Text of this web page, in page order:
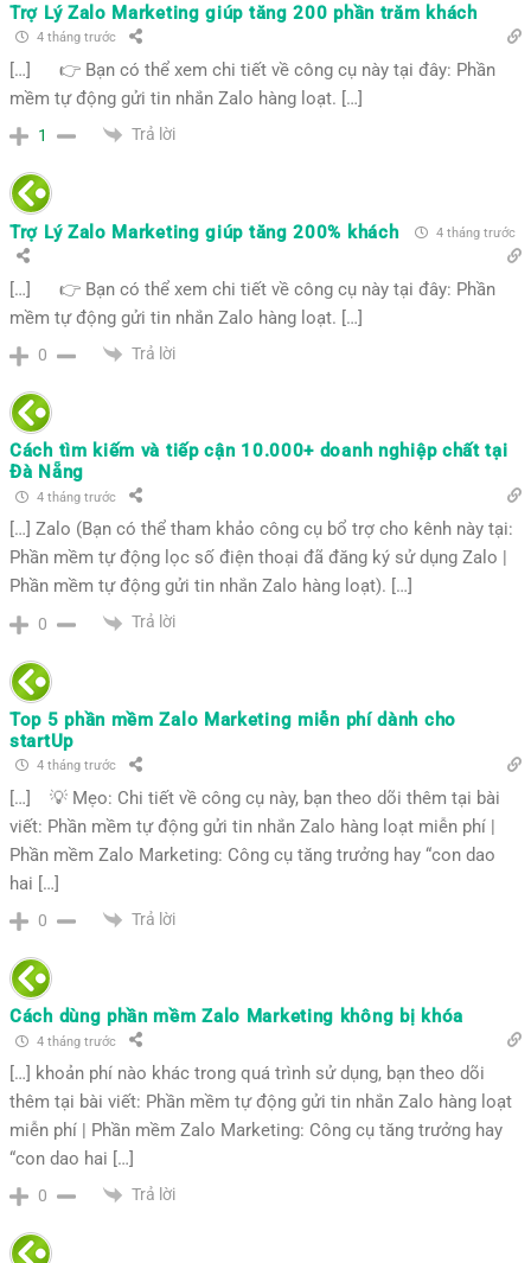
Trợ Lý Zalo Marketing giúp tăng 200 phần trăm khách
4 tháng trước
[…] 👉 Bạn có thể xem chi tiết về công cụ này tại đây: Phần
mềm tự động gửi tin nhắn Zalo hàng loạt. […]
1 Trả lời
Trợ Lý Zalo Marketing giúp tăng 200% khách 4 tháng trước
[…] 👉 Bạn có thể xem chi tiết về công cụ này tại đây: Phần
mềm tự động gửi tin nhắn Zalo hàng loạt. […]
0 Trả lời
Cách tìm kiếm và tiếp cận 10.000+ doanh nghiệp chất tại
Đà Nẵng
4 tháng trước
[…] Zalo (Bạn có thể tham khảo công cụ bổ trợ cho kênh này tại:
Phần mềm tự động lọc số điện thoại đã đăng ký sử dụng Zalo |
Phần mềm tự động gửi tin nhắn Zalo hàng loạt). […]
0 Trả lời
Top 5 phần mềm Zalo Marketing miễn phí dành cho
startUp
4 tháng trước
[…] 💡 Mẹo: Chi tiết về công cụ này, bạn theo dõi thêm tại bài
viết: Phần mềm tự động gửi tin nhắn Zalo hàng loạt miễn phí |
Phần mềm Zalo Marketing: Công cụ tăng trưởng hay “con dao
hai […]
0 Trả lời
Cách dùng phần mềm Zalo Marketing không bị khóa
4 tháng trước
[…] khoản phí nào khác trong quá trình sử dụng, bạn theo dõi
thêm tại bài viết: Phần mềm tự động gửi tin nhắn Zalo hàng loạt
miễn phí | Phần mềm Zalo Marketing: Công cụ tăng trưởng hay
“con dao hai […]
0 Trả lời